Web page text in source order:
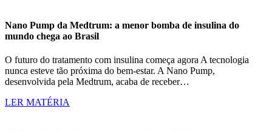
Nano Pump da Medtrum: a menor bomba de insulina do
mundo chega ao Brasil
O futuro do tratamento com insulina começa agora A tecnologia
nunca esteve tão próxima do bem-estar. A Nano Pump,
desenvolvida pela Medtrum, acaba de receber…
LER MATÉRIA